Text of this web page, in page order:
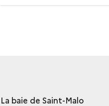
La baie de Saint-Malo